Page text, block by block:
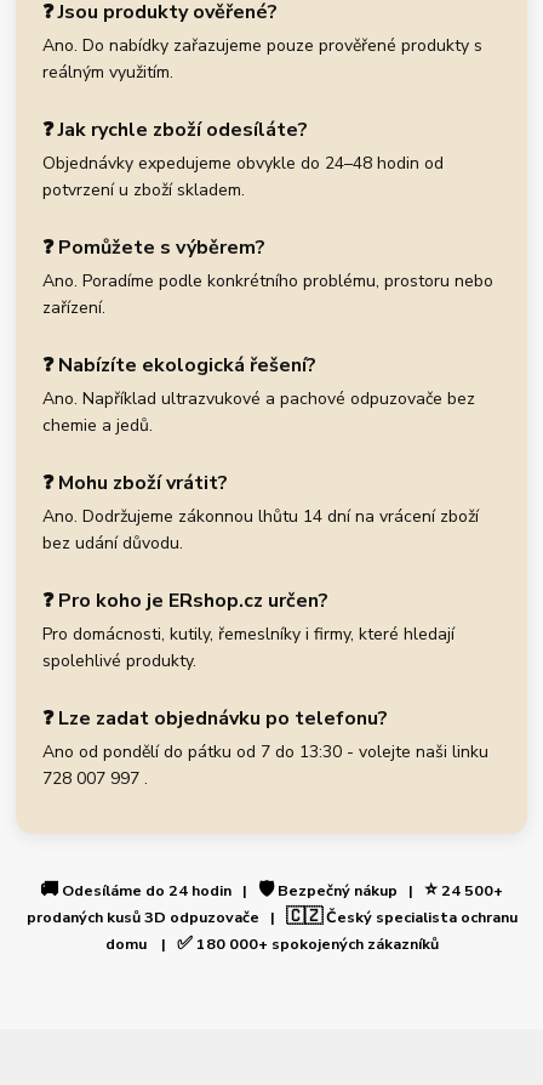
❓ Jsou produkty ověřené?
Ano. Do nabídky zařazujeme pouze prověřené produkty s
reálným využitím.
❓ Jak rychle zboží odesíláte?
Objednávky expedujeme obvykle do 24–48 hodin od
potvrzení u zboží skladem.
❓ Pomůžete s výběrem?
Ano. Poradíme podle konkrétního problému, prostoru nebo
zařízení.
❓ Nabízíte ekologická řešení?
Ano. Například ultrazvukové a pachové odpuzovače bez
chemie a jedů.
❓ Mohu zboží vrátit?
Ano. Dodržujeme zákonnou lhůtu 14 dní na vrácení zboží
bez udání důvodu.
❓ Pro koho je ERshop.cz určen?
Pro domácnosti, kutily, řemeslníky i firmy, které hledají
spolehlivé produkty.
❓ Lze zadat objednávku po telefonu?
Ano od pondělí do pátku od 7 do 13:30 - volejte naši linku
728 007 997 .
🚚 Odesíláme do 24 hodin | 🛡️Bezpečný nákup | ⭐24 500+
prodaných kusů 3D odpuzovače | 🇨🇿Český specialista ochranu
domu | ✅180 000+ spokojených zákazníků